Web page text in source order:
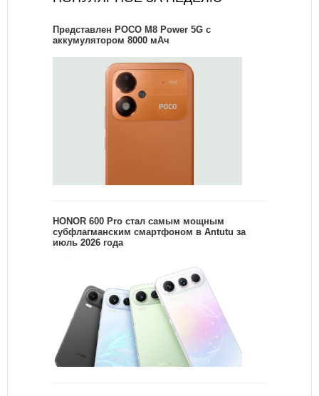
Представлен POCO M8 Power 5G с
аккумулятором 8000 мАч
HONOR 600 Pro стал самым мощным
субфлагманским смартфоном в Antutu за
июль 2026 года